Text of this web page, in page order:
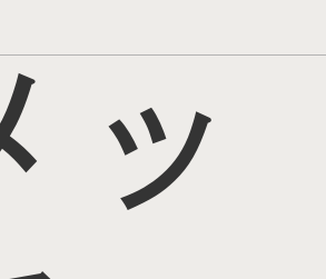
ッ